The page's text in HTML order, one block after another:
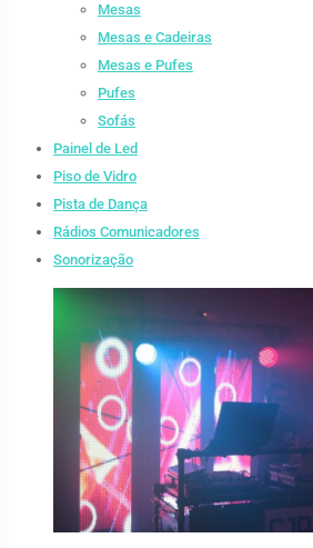
Mesas
Mesas e Cadeiras
Mesas e Pufes
Pufes
Sofás
Painel de Led
Piso de Vidro
Pista de Dança
Rádios Comunicadores
Sonorização